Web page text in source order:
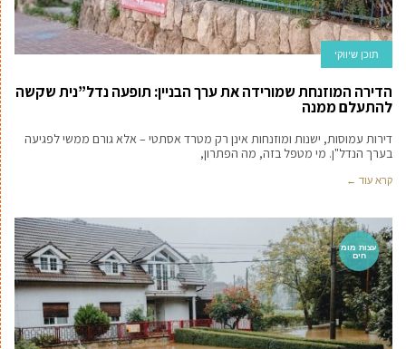
תוכן שיווקי
הדירה המוזנחת שמורידה את ערך הבניין: תופעה נדל”נית שקשה
להתעלם ממנה
דירות עמוסות, ישנות ומוזנחות אינן רק מטרד אסתטי – אלא גורם ממשי לפגיעה
בערך הנדל"ן. מי מטפל בזה, מה הפתרון,
קרא עוד ←
עצות מומ
חים